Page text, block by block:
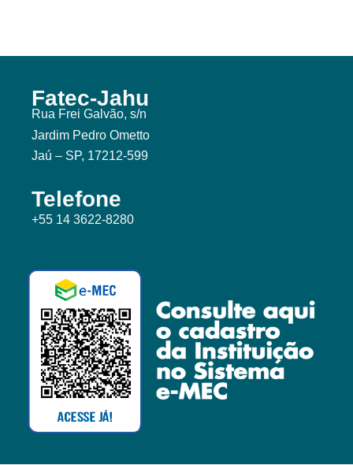
Fatec-Jahu
Rua Frei Galvão, s/n
Jardim Pedro Ometto
Jaú – SP, 17212-599
Telefone
+55 14 3622-8280